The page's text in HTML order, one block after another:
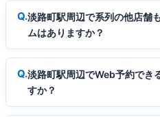
淡路町駅周辺で系列の他店舗
ムはありますか？
淡路町駅周辺でWeb予約でき
すか？